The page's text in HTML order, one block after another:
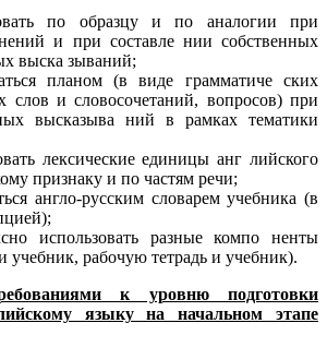
по образцу и по аналогии при
и при составле нии собственных
выска зываний;
планом (в виде грамматиче ских
слов и словосочетаний, вопросов) при
высказыва ний в рамках тематики
лексические единицы анг лийского
признаку и по частям речи;
англо-русским словарем учебника (в
использовать разные компо ненты
учебник, рабочую тетрадь и учебник).
к уровню подготовки
языку на начальном этапе